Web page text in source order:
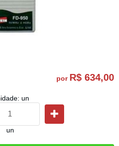
por R$ 634,00
un
un